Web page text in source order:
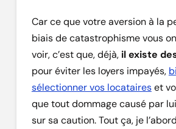
Car ce que votre aversion à la
biais de catastrophisme vous
voir, c’est que, déjà, il existe
pour éviter les loyers impayés,
sélectionner vos locataireset
que tout dommage causé par
sur sa caution. Tout ça, je